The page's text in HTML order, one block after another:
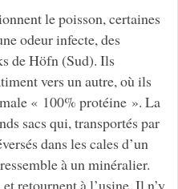
le poisson, certaines
odeur infecte, des
de Höfn (Sud). Ils
vers un autre, où ils
« 100% protéine ». La
sacs qui, transportés par
dans les cales d’un
à un minéralier.
retournent à l’usine. Il n’y